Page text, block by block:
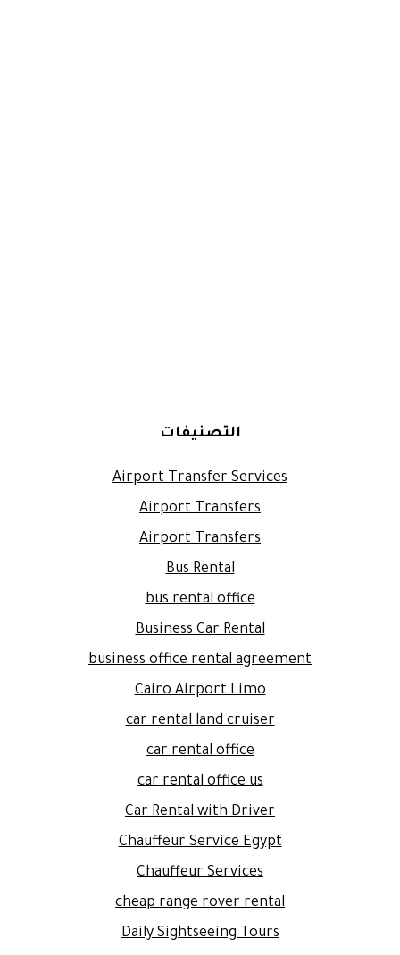
التصنيفات
Airport Transfer Services
Airport Transfers
Airport Transfers
Bus Rental
bus rental office
Business Car Rental
business office rental agreement
Cairo Airport Limo
car rental land cruiser
car rental office
car rental office us
Car Rental with Driver
Chauffeur Service Egypt
Chauffeur Services
cheap range rover rental
Daily Sightseeing Tours